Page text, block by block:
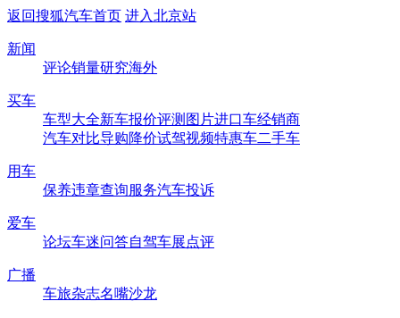
返回搜狐汽车首页 进入北京站
新闻
评论销量研究海外
买车
车型大全新车报价评测 图片进口车经销商
汽车对比导购降价试驾视频特惠车二手车
用车
保养违章查询服务汽车投诉
爱车
论坛车迷问答自驾车展点评
广播
车旅杂志名嘴沙龙